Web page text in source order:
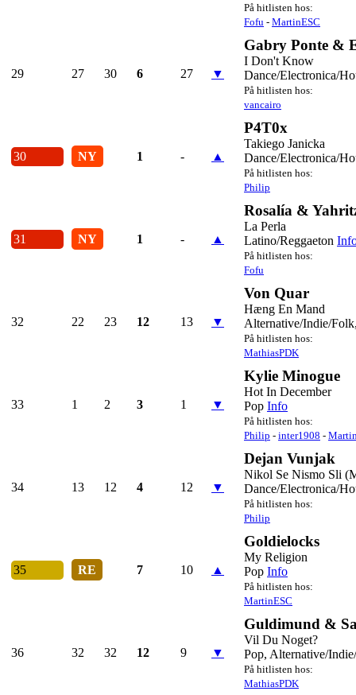
På hitlisten hos:
Fofu - MartinESC
29 27 30 6 27 ▼
Gabry Ponte &
I Don't Know
Dance/Electronica/
På hitlisten hos:
vancairo
30 NY 1 - ▲
P4T0x
Takiego Janicka
Dance/Electronica/
På hitlisten hos:
Philip
31 NY 1 - ▲
Rosalía &
La Perla
Latino/Reggaeton
På hitlisten hos:
Fofu
32 22 23 12 13 ▼
Von Quar
Hæng En Mand
Alternative/Indie/
På hitlisten hos:
MathiasPDK
33 1 2 3 1 ▼
Kylie Minogue
Hot In December
Pop Info
På hitlisten hos:
Philip - inter1908 -
34 13 12 4 12 ▼
Dejan Vunjak
Nikol Se Nismo Sli
Dance/Electronica/
På hitlisten hos:
Philip
35 RE 7 10 ▲
Goldielocks
My Religion
Pop Info
På hitlisten hos:
MartinESC
36 32 32 12 9 ▼
Guldimund &
Vil Du Noget?
Pop, Alternative/
På hitlisten hos:
MathiasPDK